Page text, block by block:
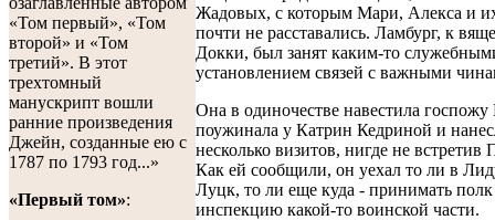
«Том первый», «Том
второй» и «Том
третий». В этот
трехтомный
манускрипт вошли
ранние произведения
Джейн, созданные ею с
1787 по 1793 год...»
«Первый том»:
Жадовых, с которым Мари, Алекса и
почти не расставались. Ламбург, к
Докки, был занят каким-то
установлением связей с важными
Она в одиночестве навестила госпожу
поужинала у Катрин Кедриной и
несколько визитов, нигде не встретив
Как ей сообщили, он уехал то ли в
Луцк, то ли еще куда - принимать полк
инспекцию какой-то воинской части.